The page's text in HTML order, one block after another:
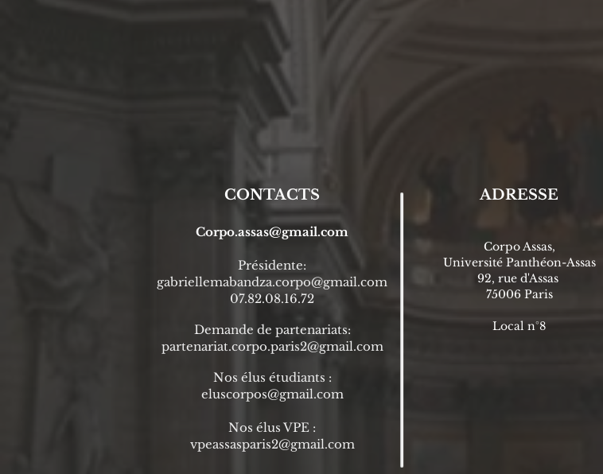
CONTACTS
Corpo.assas@gmail.com
Présidente:
gabriellemabandza.corpo@gmail.com
07.82.08.16.72
Demande de partenariats:
partenariat.corpo.paris2@gmail.com
Nos élus étudiants :
eluscorpos@gmail.com
Nos élus VPE :
vpeassasparis2@gmail.com
ADRESSE
Corpo Assas,
Université Panthéon-Assas
92, rue d'Assas
75006 Paris
Local n°8